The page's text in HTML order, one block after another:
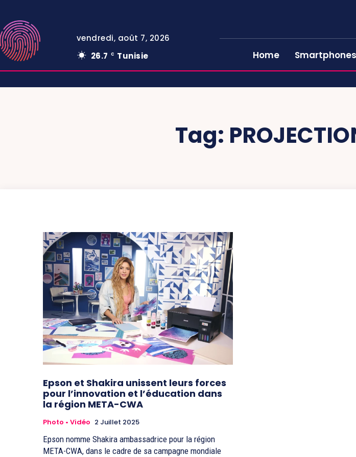
vendredi, août 7, 2026
26.7
C Tunisie Home Smartphones
Tag:
Epson et Shakira unissent leurs forces
pour l’innovation et l’éducation dans
la région META-CWA
Photo • Vidéo 2 Juillet 2025
Epson nomme Shakira ambassadrice pour la région
META-CWA, dans le cadre de sa campagne mondiale